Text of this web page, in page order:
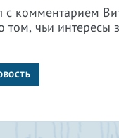
с комментарием
том, чьи интересы